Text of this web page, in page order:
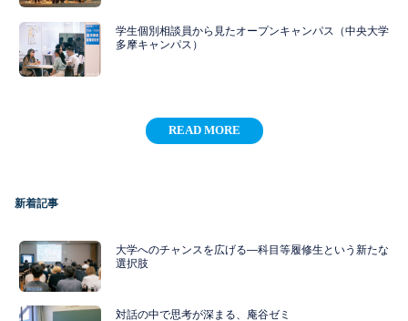
学生個別相談員から見たオープンキャンパス（中央大学
多摩キャンパス）
READ MORE
新着記事
大学へのチャンスを広げる―科目等履修生という新たな
選択肢
対話の中で思考が深まる、庵谷ゼミ